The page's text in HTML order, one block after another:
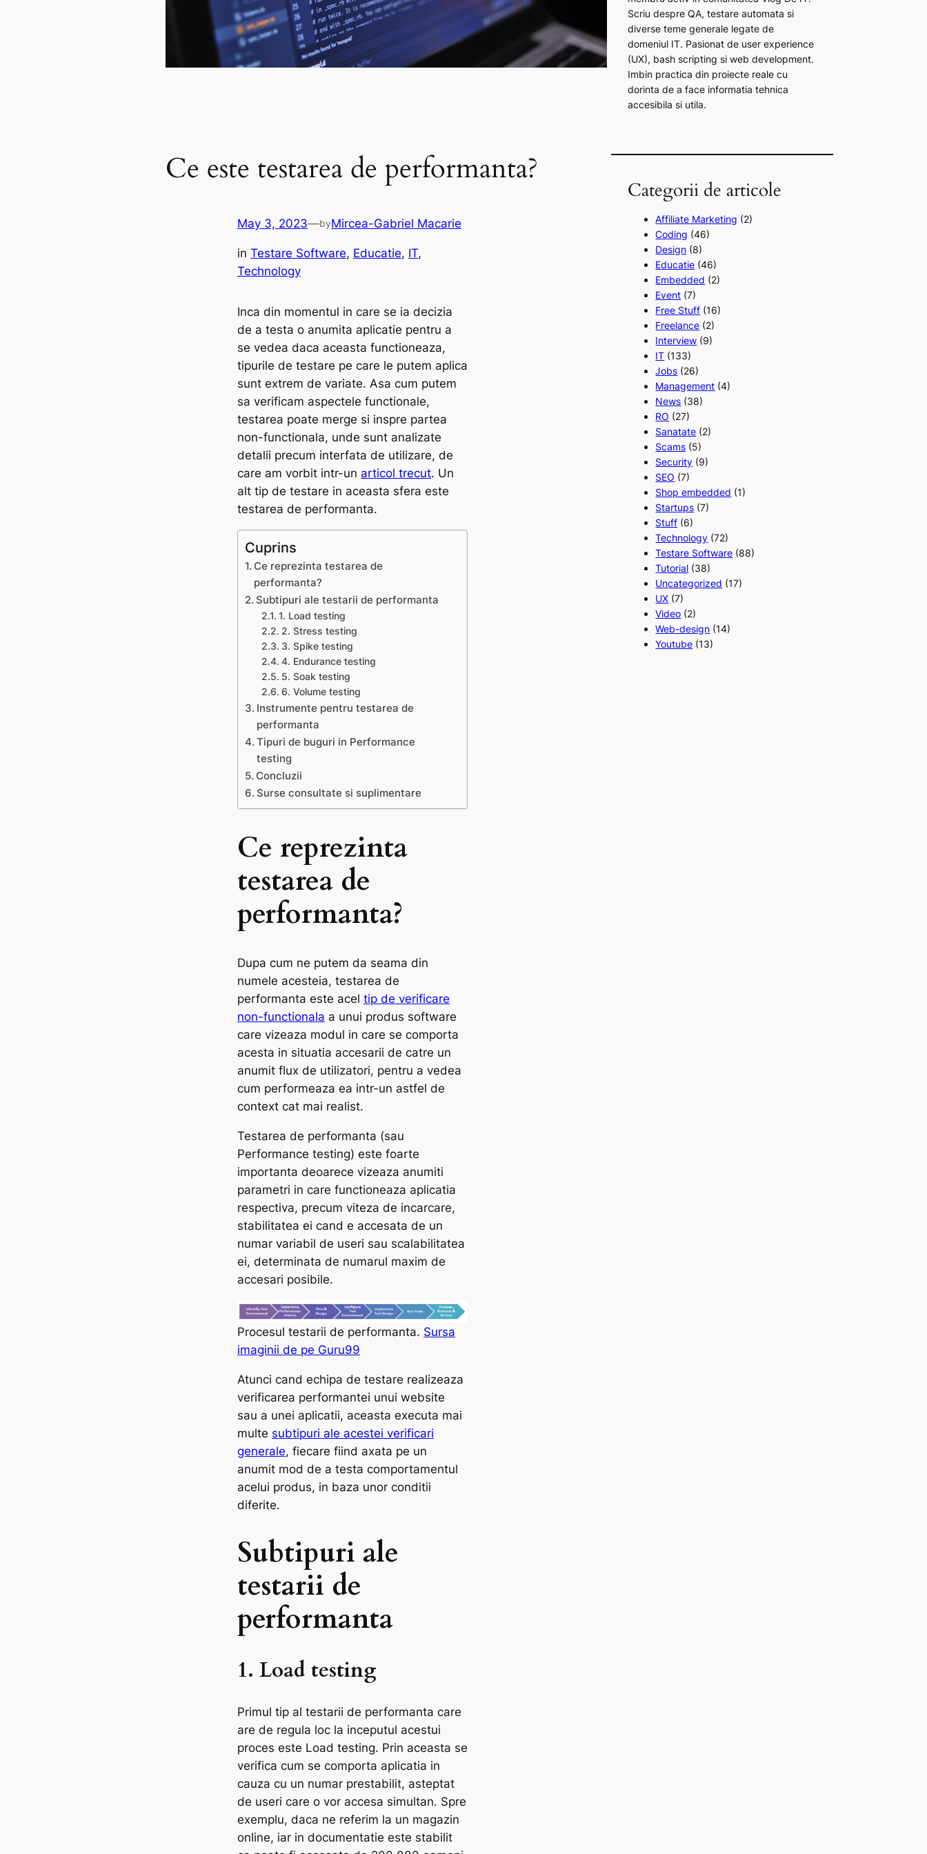
Ce este testarea de performanta?
May 3, 2023—byMircea-Gabriel Macarie
in Testare Software, Educatie, IT
Technology
Inca din momentul in care se ia decizia
de a testa o anumita aplicatie pentru a
se vedea daca aceasta functioneaza,
tipurile de testare pe care le putem aplica
sunt extrem de variate. Asa cum putem
sa verificam aspectele functionale,
testarea poate merge si inspre partea
non-functionala, unde sunt analizate
detalii precum interfata de utilizare, de
care am vorbit intr-un articol trecut. Un
alt tip de testare in aceasta sfera este
testarea de performanta.
Cuprins
Ce reprezinta testarea de
performanta?
Subtipuri ale testarii de performanta
1. Load testing
2. Stress testing
3. Spike testing
4. Endurance testing
5. Soak testing
6. Volume testing
Instrumente pentru testarea de
performanta
Tipuri de buguri in Performance
testing
Concluzii
Surse consultate si suplimentare
Ce reprezinta
testarea de
performanta?
Dupa cum ne putem da seama din
numele acesteia, testarea de
performanta este acel tip de verificare
non-functionala a unui produs software
care vizeaza modul in care se comporta
acesta in situatia accesarii de catre un
anumit flux de utilizatori, pentru a vedea
cum performeaza ea intr-un astfel de
context cat mai realist.
Testarea de performanta (sau
Performance testing) este foarte
importanta deoarece vizeaza anumiti
parametri in care functioneaza aplicatia
respectiva, precum viteza de incarcare,
stabilitatea ei cand e accesata de un
numar variabil de useri sau scalabilitatea
ei, determinata de numarul maxim de
accesari posibile.
Procesul testarii de performanta. Sursa
imaginii de pe Guru99
Atunci cand echipa de testare realizeaza
verificarea performantei unui website
sau a unei aplicatii, aceasta executa mai
multe subtipuri ale acestei verificari
generale, fiecare fiind axata pe un
anumit mod de a testa comportamentul
acelui produs, in baza unor conditii
diferite.
Subtipuri ale
testarii de
performanta
1. Load testing
Primul tip al testarii de performanta care
are de regula loc la inceputul acestui
proces este Load testing. Prin aceasta se
verifica cum se comporta aplicatia in
cauza cu un numar prestabilit, asteptat
de useri care o vor accesa simultan. Spre
exemplu, daca ne referim la un magazin
online, iar in documentatie este stabilit
Scriu despre QA, testare automata si
diverse teme generale legate de
domeniul IT. Pasionat de user experience
(UX), bash scripting si web development.
Imbin practica din proiecte reale cu
dorinta de a face informatia tehnica
accesibila si utila.
Categorii de articole
Affiliate Marketing (2)
Coding (46)
Design (8)
Educatie (46)
Embedded (2)
Event (7)
Free Stuff (16)
Freelance (2)
Interview (9)
IT (133)
Jobs (26)
Management (4)
News (38)
RO (27)
Sanatate (2)
Scams (5)
Security (9)
SEO (7)
Shop embedded (1)
Startups (7)
Stuff (6)
Technology (72)
Testare Software (88)
Tutorial (38)
Uncategorized (17)
UX (7)
Video (2)
Web-design (14)
Youtube (13)